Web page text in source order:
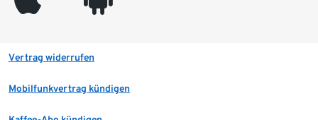
Vertrag widerrufen
Mobilfunkvertrag kündigen